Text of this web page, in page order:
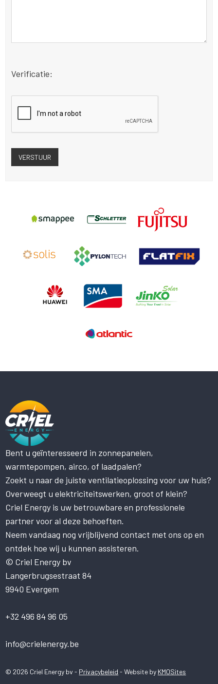
Verificatie:
Bent u geïnteresseerd in zonnepanelen,
warmtepompen, airco, of laadpalen?
Zoekt u naar de juiste ventilatieoplossing voor uw huis?
Overweegt u elektriciteitswerken, groot of klein?
Criel Energy is uw betrouwbare en professionele
partner voor al deze behoeften.
Neem vandaag nog vrijblijvend contact met ons op en
ontdek hoe wij u kunnen assisteren.
© Criel Energy bv
Langerbrugsestraat 84
9940 Evergem
+32 496 84 96 05
info@crielenergy.be
© 2026 Criel Energy bv - Privacybeleid - Website by KMOSites
Deze website maakt gebruik
van cookies.
Deze website gebruikt cookies om uw
gebruikerservaring te verbeteren. Door
onze website te gebruiken, stemt u in met
alle cookies in overeenstemming met ons
Cookiebeleid.Lees verder
STRIKT NOODZAKELIJK
PRESTATIE
TARGETING
FUNCTIONEEL
NIET-GECLASSIFICEERD